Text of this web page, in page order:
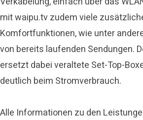
mit waipu.tv zudem viele
Komfortfunktionen, wie unter
von bereits laufenden Sendungen.
ersetzt dabei veraltete Set-Top-
deutlich beim Stromverbrauch.
Alle Informationen zu den